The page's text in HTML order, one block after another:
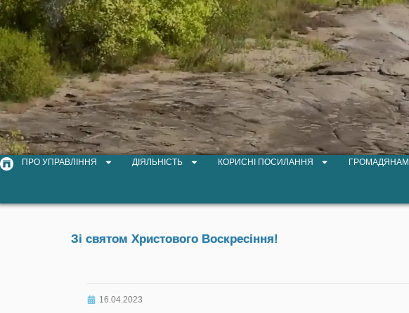
ПРО УПРАВЛІННЯ ДІЯЛЬНІСТЬ КОРИСНІ ПОСИЛАННЯ ГРОМАДЯНАМ
Зі святом Христового Воскресіння!
16.04.2023